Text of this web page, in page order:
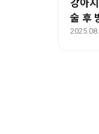
술 후
물암